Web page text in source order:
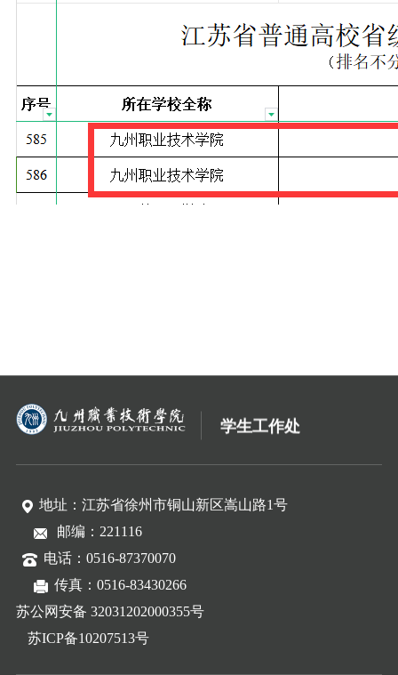
学生工作处
地址：江苏省徐州市铜山新区嵩山路1号
邮编：221116
电话：0516-87370070
传真：0516-83430266
苏公网安备 32031202000355号
苏ICP备10207513号